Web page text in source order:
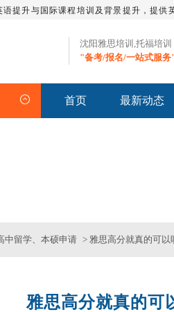
提升与国际课程培训及背景提升，提
沈阳雅思培训,托福培训
"备考/报名/一站式服务
首页 最新动态
中留学、本硕申请 > 雅思高分就真的可
雅思高分就真的可
雅思